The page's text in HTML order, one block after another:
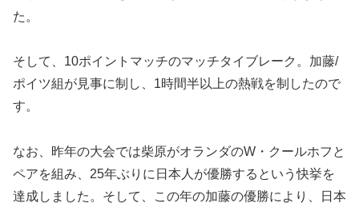
た。
そして、10ポイントマッチのマッチタイブレーク。加藤/
ポイツ組が見事に制し、1時間半以上の熱戦を制したので
す。
なお、昨年の大会では柴原がオランダのW・クールホフと
ペアを組み、25年ぶりに日本人が優勝するという快挙を
達成しました。そして、この年の加藤の優勝により、日本